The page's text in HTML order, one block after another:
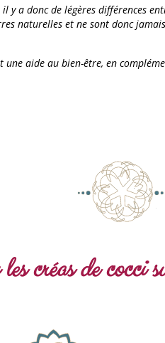
y a donc de légères différences
naturelles et ne sont donc
aide au bien-être, en
créas de cocci